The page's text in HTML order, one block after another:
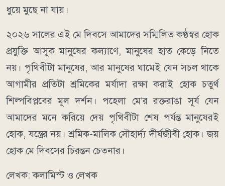
ধুয়ে মুছে না যায়।
২০২৬ সালের এই মে দিবসে আমাদের সম্মিলিত কণ্ঠস্বর হোক
প্রযুক্তি আসুক মানুষের কল্যাণে, মানুষের হাত কেড়ে নিতে
নয়। পৃথিবীটা মানুষের, আর মানুষের ঘামেই যেন সচল থাকে
আগামীর প্রতিটা শ্রমিকের মর্যাদা রক্ষা করাই হোক চতুর্থ
শিল্পবিপ্লবের মূল দর্শন। পহেলা মে’র রক্তরাঙা সূর্য যেন
আমাদের মনে করিয়ে দেয় পৃথিবীটা শেষ পর্যন্ত মানুষেরই
হোক, যন্ত্রের নয়। শ্রমিক-মালিক সৌহার্দ্য দীর্ঘজীবী হোক। জয়
হোক মে দিবসের চিরন্তন চেতনার।
লেখক: কলামিস্ট ও লেখক